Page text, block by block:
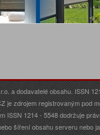
a dodavatelé obsahu. ISSN
je zdrojem registrovaným pod
ISSN 1214 - 5548 dodržuje
šíření obsahu serveru nebo